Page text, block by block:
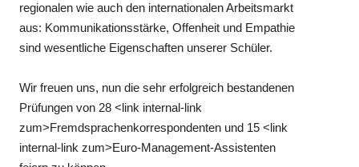
regionalen wie auch den internationalen Arbeitsmarkt
aus: Kommunikationsstärke, Offenheit und Empathie
sind wesentliche Eigenschaften unserer Schüler.
Wir freuen uns, nun die sehr erfolgreich bestandenen
Prüfungen von 28 <link internal-link
zum>Fremdsprachenkorrespondenten und 15 <link
internal-link zum>Euro-Management-Assistenten